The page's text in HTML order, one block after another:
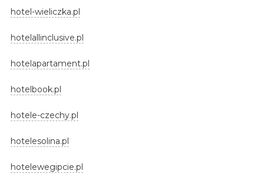
hotel-wieliczka.pl
hotelallinclusive.pl
hotelapartament.pl
hotelbook.pl
hotele-czechy.pl
hotelesolina.pl
hotelewegipcie.pl